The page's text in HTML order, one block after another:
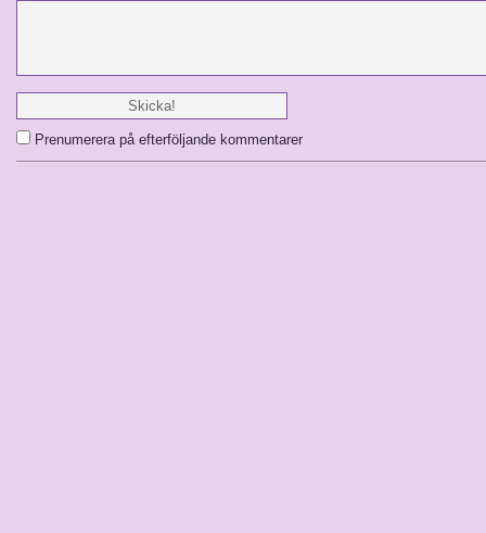
Prenumerera på efterföljande kommentarer